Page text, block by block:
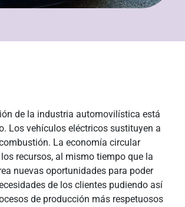
de la industria automovilística está
Los vehículos eléctricos sustituyen a
La economía circular
recursos, al mismo tiempo que la
nuevas oportunidades para poder
de los clientes pudiendo así
de producción más respetuosos